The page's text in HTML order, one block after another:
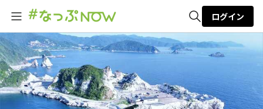
全体検索
検索
ログイン